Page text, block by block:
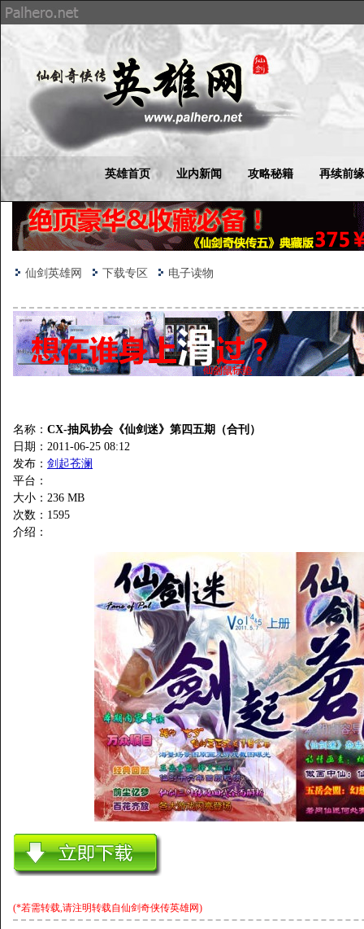
英雄首页 业内新闻 攻略秘籍 再续前缘
仙剑英雄网 下载专区 电子读物
名称： CX-抽风协会《仙剑迷》第四五期（合刊）
日期：2011-06-25 08:12
发布： 剑起苍澜
平台：
大小：236 MB
次数： 1595
介绍：
(*若需转载,请注明转载自仙剑奇侠传英雄网)